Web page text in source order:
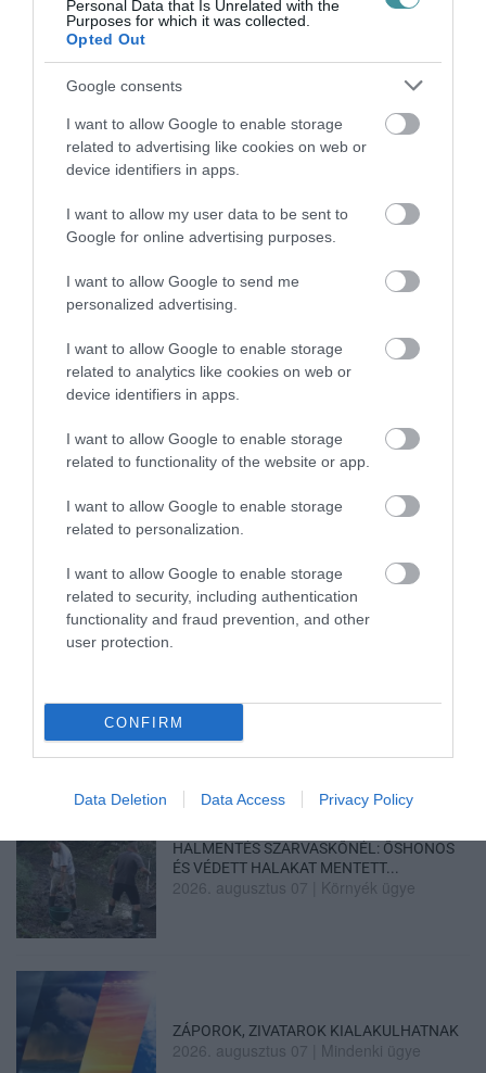
Personal Data that Is Unrelated with the
Purposes for which it was collected.
Opted Out
Google consents
I want to allow Google to enable storage
related to advertising like cookies on web or
device identifiers in apps.
I want to allow my user data to be sent to
Google for online advertising purposes.
I want to allow Google to send me
personalized advertising.
I want to allow Google to enable storage
related to analytics like cookies on web or
device identifiers in apps.
I want to allow Google to enable storage
related to functionality of the website or app.
I want to allow Google to enable storage
related to personalization.
I want to allow Google to enable storage
related to security, including authentication
functionality and fraud prevention, and other
user protection.
CONFIRM
Data Deletion Data Access Privacy Policy
VISSZA A FŐOLDALRA
Legfrissebb híreink
LEÁLLÍTOTT SZOLGÁLTATÁSOK AZ EGRI...
2026. augusztus 07|Eger ügye
TÍZ ÉVE NEM VOLT ILYEN ALACSONY AZ
INFLÁCIÓ MAGYARORSZÁGON
2026. augusztus 07
2026. augusztus 07
HALMENTÉS SZARVASKŐNÉL: ŐSHONOS
ÉS VÉDETT HALAKAT MENTETT...
2026. augusztus 07 Környék ügye
ZÁPOROK, ZIVATAROK KIALAKULHATNAK
2026. augusztus 07 Mindenki ügye